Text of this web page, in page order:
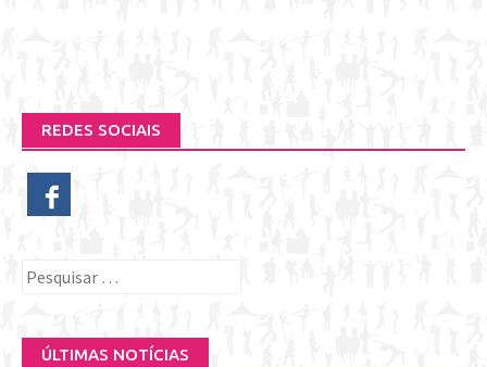
REDES SOCIAIS
Pesquisar
ÚLTIMAS NOTÍCIAS